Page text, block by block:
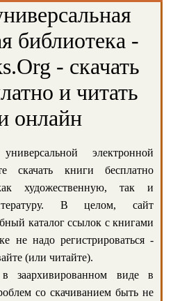
библиотека -
- скачать
и читать
онлайн
электронной
скачать книги бесплатно
художественную, так и
В целом, сайт
каталог ссылок с книгами
не надо регистрироваться -
(или читайте).
заархивированном виде в
со скачиванием быть не